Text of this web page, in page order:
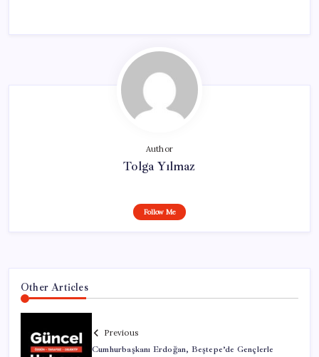
Author
Tolga Yılmaz
Follow Me
Other Articles
Previous
Cumhurbaşkanı Erdoğan, Beştepe’de Gençlerle